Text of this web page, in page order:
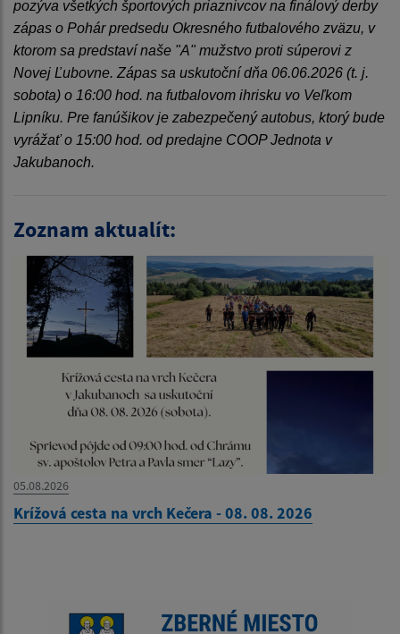
pozýva všetkých športových priaznivcov na finálový derby
zápas o Pohár predsedu Okresného futbalového zväzu, v
ktorom sa predstaví naše "A" mužstvo proti súperovi z
Novej Ľubovne. Zápas sa uskutoční dňa 06.06.2026 (t. j.
sobota) o 16:00 hod. na futbalovom ihrisku vo Veľkom
Lipníku. Pre fanúšikov je zabezpečený autobus, ktorý bude
vyrážať o 15:00 hod. od predajne COOP Jednota v
Jakubanoch.
Zoznam aktualít:
05.08.2026
Krížová cesta na vrch Kečera - 08. 08. 2026